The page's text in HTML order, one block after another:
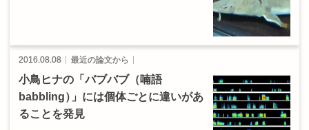
2016.08.08 最近の論文から
小鳥 ヒナの「バブバブ（喃語
babbling） 」 には個体ごとに違いがあ
ることを発見